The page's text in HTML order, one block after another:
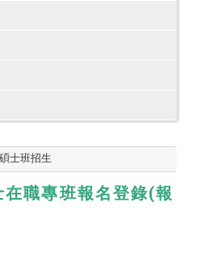
碩士班招生
職專班報名登錄(報